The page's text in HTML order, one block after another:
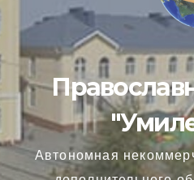
Автономная